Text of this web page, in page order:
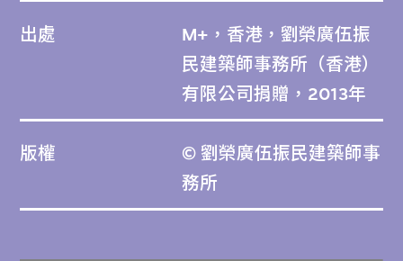
出處
M+，香港，劉榮廣伍振
民建築師事務所（香港）
有限公司捐贈，2013年
版權
© 劉榮廣伍振民建築師事
務所